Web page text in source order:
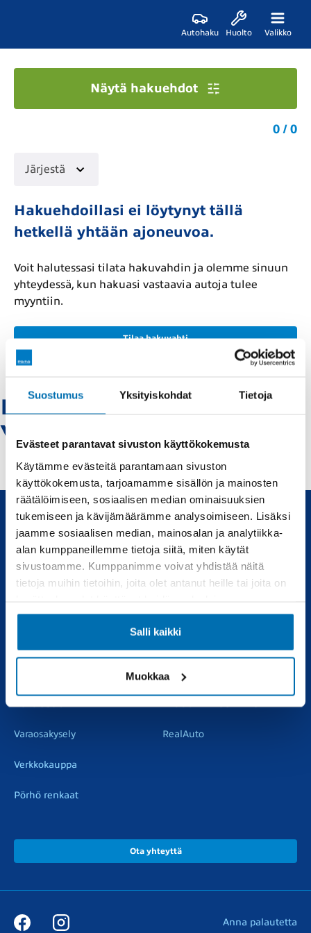
Suostumus Yksityiskohdat Tietoja
Evästeet parantavat sivuston käyttökokemusta
Käytämme evästeitä parantamaan sivuston
käyttökokemusta, tarjoamamme sisällön ja mainosten
räätälöimiseen, sosiaalisen median ominaisuuksien
tukemiseen ja kävijämäärämme analysoimiseen. Lisäksi
jaamme sosiaalisen median, mainosalan ja analytiikka-
alan kumppaneillemme tietoja siitä, miten käytät
sivustoamme. Kumppanimme voivat yhdistää näitä
tietoja muihin tietoihin, joita olet antanut heille tai joita on
Salli kaikki
Muokkaa
Autohaku Huolto Valikko
Renault-kajaani -
Vaihtoautot
Näytä hakuehdot
0 / 0
Järjestä
Hakuehdoillasi ei löytynyt tällä
hetkellä yhtään ajoneuvoa.
Voit halutessasi tilata hakuvahdin ja olemme sinuun
yhteydessä, kun hakuasi vastaavia autoja tulee
myyntiin.
Tilaa hakuvahti
Uudet ja käytetyt autot, sekä huollot joka tarpeeseen.
Automyynti Huolto
Vauriokorjaus
Varaosakysely
Verkkokauppa
Pörhö renkaat
RealAuto
Ota yhteyttä
Anna palautetta